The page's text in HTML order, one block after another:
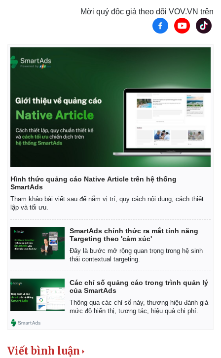
Mời quý độc giả theo dõi VOV.VN trên
Hình thức quảng cáo Native Article trên hệ thống
SmartAds
Tham khảo bài viết sau để nắm vị trí, quy cách nội dung, cách thiết
lập và tối ưu.
SmartAds chính thức ra mắt tính năng
Targeting theo 'cảm xúc'
Đây là bước mở rộng quan trọng trong hệ sinh
thái contextual targeting.
Các chỉ số quảng cáo trong trình quản lý
của SmartAds
Thông qua các chỉ số này, thương hiệu đánh giá
mức độ hiển thị, tương tác, hiệu quả chi phí.
Viết bình luận